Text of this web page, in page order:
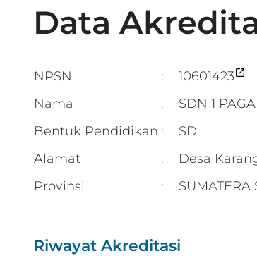
Data
NPSN :
10601423
Nama
:
SDN 1
Bentuk Pendidikan :
SD
Alamat
:
Desa
Provinsi
: SUMATERA
Riwayat Akreditasi